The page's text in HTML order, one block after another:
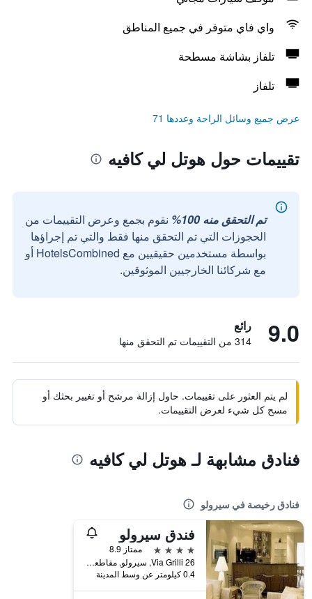
واي فاي متوفر في جميع المناطق
تلفاز بشاشة مسطحة
تلفاز
عرض جميع وسائل الراحة وعددها 71
تقييمات حول هوتل لي كافيه
تم التحقق منه 100%
نقوم بجمع وعرض التقييمات من
الحجوزات التي تم التحقق منها فقط والتي تم إجراؤها
بواسطة مستخدمين حقيقيين مع HotelsCombined أو
مع شركائنا الخارجيين الموثوقين.
9.0 رائع
314 من التقييمات تم التحقق منها
لم يتم العثور على تقييمات. حاول إزالة مرشح أو تغيير بحثك أو
مسح كل شيء لعرض التقييمات.
فنادق مشابهة لـ هوتل لي كافيه
فنادق رخيصة في سيرولو
فندق سيرولو
4 نجوم
ممتاز 8.9
Via Grilli 26, سيرولو, مقاطعة أنكونا, إيطاليا
0.4 كيلومتر عن وسط المدينة